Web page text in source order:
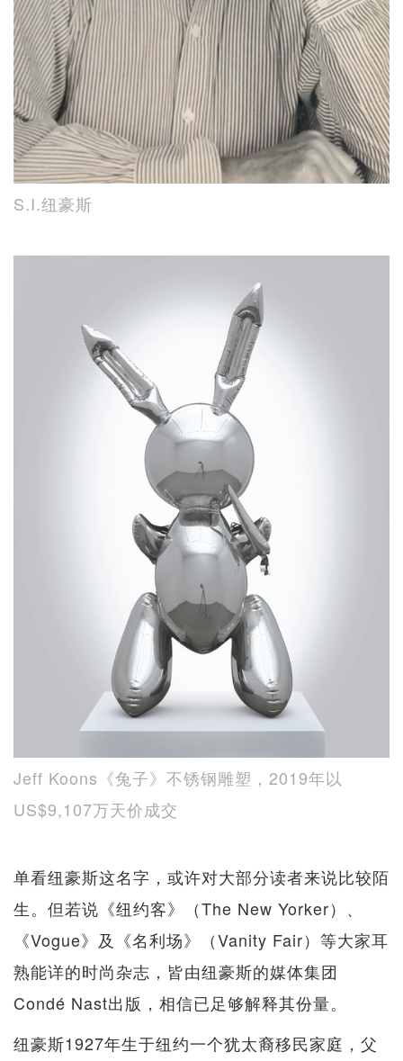
S.I.纽豪斯
Jeff Koons《兔子》不锈钢雕塑，2019年以
US$9,107万天价成交
单看纽豪斯这名字，或许对大部分读者来说比较陌
生。但若说《纽约客》（The New Yorker）、
《Vogue》及《名利场》（Vanity Fair）等大家耳
熟能详的时尚杂志，皆由纽豪斯的媒体集团
Condé Nast出版，相信已足够解释其份量。
纽豪斯1927年生于纽约一个犹太裔移民家庭，父